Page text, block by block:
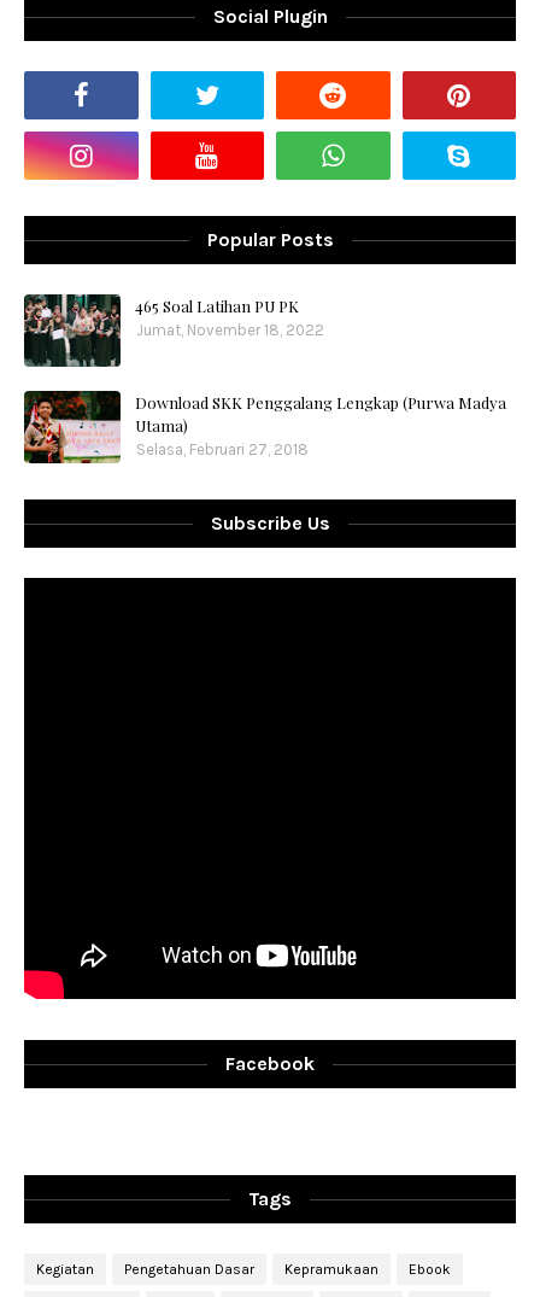
Social Plugin
Popular Posts
465 Soal Latihan PU PK
Jumat, November 18, 2022
Download SKK Penggalang Lengkap (Purwa Madya
Utama)
Selasa, Februari 27, 2018
Subscribe Us
Facebook
Tags
Kegiatan Pengetahuan Dasar Kepramukaan Ebook